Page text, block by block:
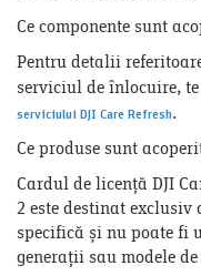
Ce componente sunt
Pentru detalii
serviciul de înlocuire,
serviciului DJI Care Refresh.
Ce produse sunt
Cardul de licență DJI
2 este destinat
specifică și nu poate
generații sau modele